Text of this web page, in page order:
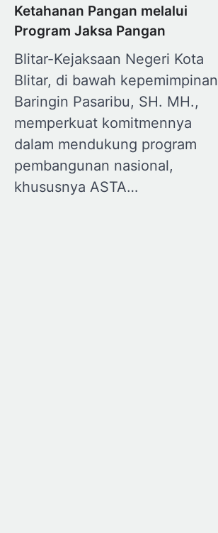
Ketahanan Pangan melalui
Program Jaksa Pangan
Blitar-Kejaksaan Negeri Kota
Blitar, di bawah kepemimpinan
Baringin Pasaribu, SH. MH.,
memperkuat komitmennya
dalam mendukung program
pembangunan nasional,
khususnya ASTA…